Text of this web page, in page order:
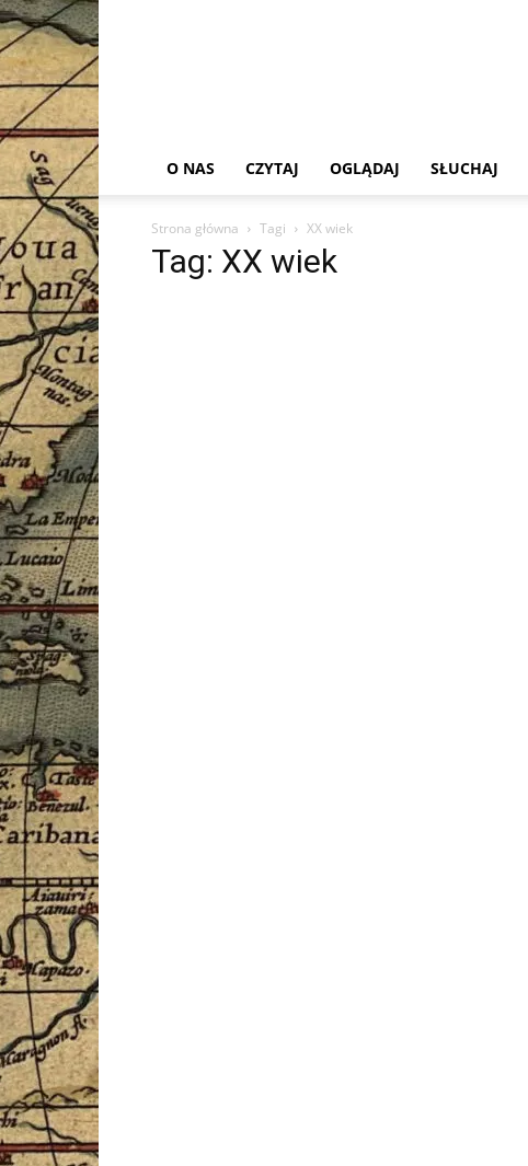
O NAS CZYTAJ OGLĄDAJ SŁUCHAJ
Strona główna Tagi XX wiek
Tag: XX wiek